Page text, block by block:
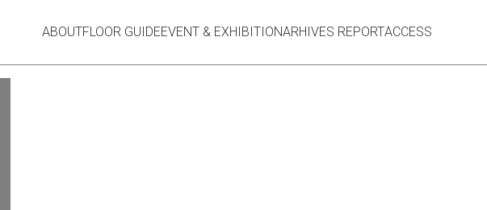
ABOUTFLOOR GUIDEEVENT & EXHIBITIONARHIVES REPORTACCESS